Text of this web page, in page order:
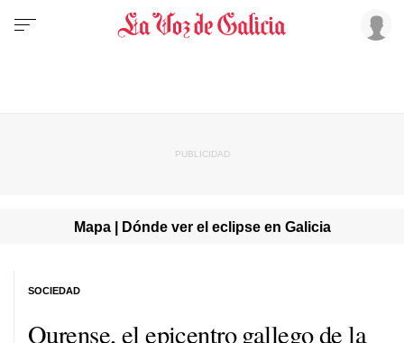
Mapa | Dónde ver el eclipse en Galicia
Ourense, el epicentro gallego de la
SOCIEDAD